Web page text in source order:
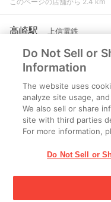
高崎駅 上信電鉄
高崎市八島町
このページの店舗から 2.5 km
高崎駅 JR八高線(高麗川
高崎市八島町
このページの店舗から 2.5 km
江崎グリコ株式会社
Do Not Sell or
Information
The website uses
analyze site usage,
We also sell or share
site with third parties
For more information,
Do Not Sell or